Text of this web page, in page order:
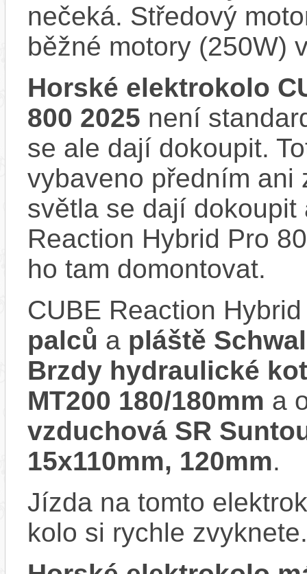
nečeká. Středový
běžné motory (250W)
Horské elektrokolo
800 2025 není
se ale dají dokoupit.
vybaveno předním ani
světla se dají
Reaction Hybrid Pro
ho tam domontovat.
CUBE Reaction
palců a pláště
Brzdy hydraulické
MT200 180/180mm a
vzduchová SR
15x110mm, 120mm.
Jízda na tomto
kolo si rychle zvyknete.